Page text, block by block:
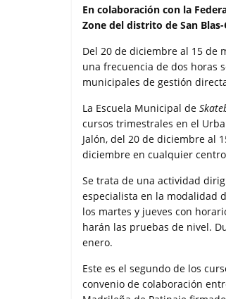
c
e
o
o
k
i
t
e
r
a
t
A
p
p
a
i
m
p
r
t
i
En colaboración con la
Zone del distrito de San
Del 20 de diciembre al 15 de
una frecuencia de dos horas
municipales de gestión
La Escuela Municipal de
cursos trimestrales en el
Jalón, del 20 de diciembre al
diciembre en cualquier
Se trata de una actividad
especialista en la modalidad
los martes y jueves con
harán las pruebas de nivel.
enero.
Este es el segundo de los
convenio de colaboración